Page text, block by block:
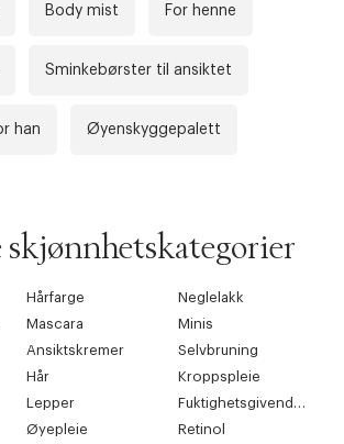
Body mist For henne
Sminkebørster til ansiktet
han Øyenskyggepalett
Hårfarge
Neglelakk
Mascara
Minis
Ansiktskremer
Selvbruning
Hår
Kroppspleie
Lepper
Øyepleie
Retinol